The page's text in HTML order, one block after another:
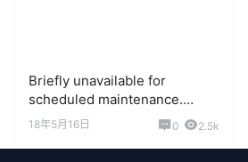
Briefly unavailable for
scheduled maintenance.
Check back in a minute.插件升
18年5月16日 0 2.5k